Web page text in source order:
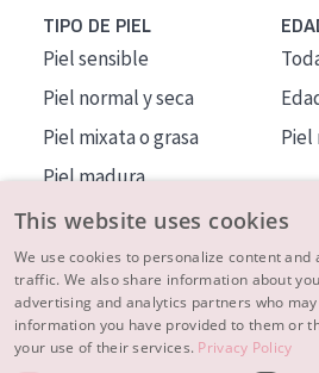
TIPO DE PIEL
Piel sensible
Piel normal y seca
Piel mixata o grasa
Piel madura
Piel expuesta al sol
Piel menopáusica
Piel
MÁS SOBRE NOSOTROS
INSPIRACIÓN
This website uses cookies
We use cookies to personalize content and
traffic. We also share information about
advertising and analytics partners who
information you have provided to them or
your use of their services. Privacy Policy